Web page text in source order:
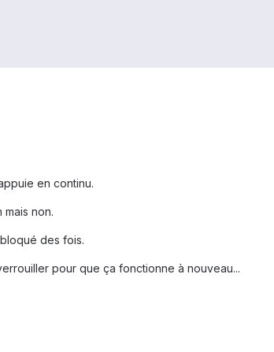
en continu.
non.
des fois.
pour que ça fonctionne à nouveau...